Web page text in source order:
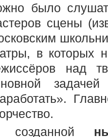
было
сцены
в которых
над